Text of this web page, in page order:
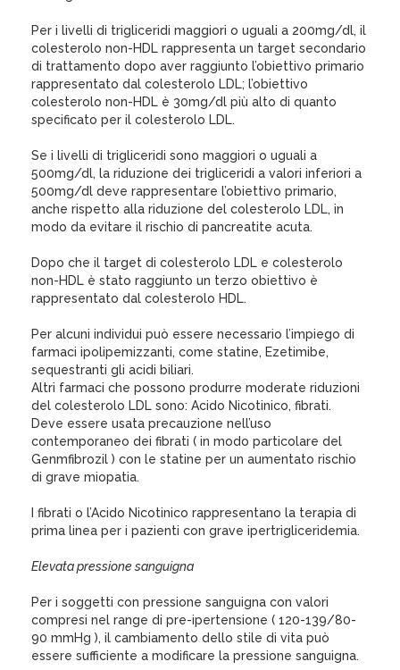
Per i livelli di trigliceridi maggiori o uguali a 200mg/dl, il
colesterolo non-HDL rappresenta un target secondario
di trattamento dopo aver raggiunto l’obiettivo primario
rappresentato dal colesterolo LDL; l’obiettivo
colesterolo non-HDL è 30mg/dl più alto di quanto
specificato per il colesterolo LDL.
Se i livelli di trigliceridi sono maggiori o uguali a
500mg/dl, la riduzione dei trigliceridi a valori inferiori a
500mg/dl deve rappresentare l’obiettivo primario,
anche rispetto alla riduzione del colesterolo LDL, in
modo da evitare il rischio di pancreatite acuta.
Dopo che il target di colesterolo LDL e colesterolo
non-HDL è stato raggiunto un terzo obiettivo è
rappresentato dal colesterolo HDL.
Per alcuni individui può essere necessario l’impiego di
farmaci ipolipemizzanti, come statine, Ezetimibe,
sequestranti gli acidi biliari.
Altri farmaci che possono produrre moderate riduzioni
del colesterolo LDL sono: Acido Nicotinico, fibrati.
Deve essere usata precauzione nell’uso
contemporaneo dei fibrati ( in modo particolare del
Genmfibrozil ) con le statine per un aumentato rischio
di grave miopatia.
I fibrati o l’Acido Nicotinico rappresentano la terapia di
prima linea per i pazienti con grave ipertrigliceridemia.
Elevata pressione sanguigna
Per i soggetti con pressione sanguigna con valori
compresi nel range di pre-ipertensione ( 120-139/80-
90 mmHg ), il cambiamento dello stile di vita può
essere sufficiente a modificare la pressione sanguigna.